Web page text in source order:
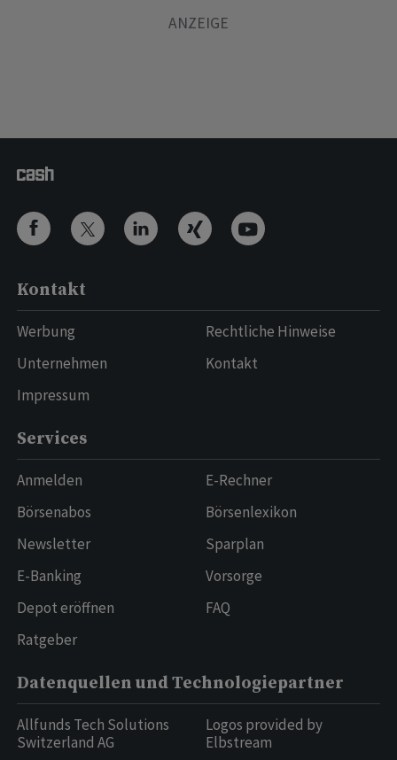
Kontakt
Werbung
Unternehmen
Impressum
Rechtliche Hinweise
Kontakt
Services
Anmelden
Börsenabos
Newsletter
E-Banking
Depot eröffnen
Ratgeber
E-Rechner
Börsenlexikon
Sparplan
Vorsorge
FAQ
Datenquellen und Technologiepartner
Allfunds Tech Solutions
Switzerland AG
Logos provided by
Elbstream